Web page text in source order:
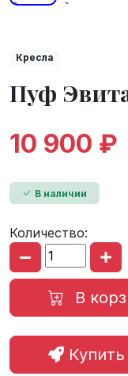
Кресла
Пуф
10 900 ₽
В наличии
Количество:
В